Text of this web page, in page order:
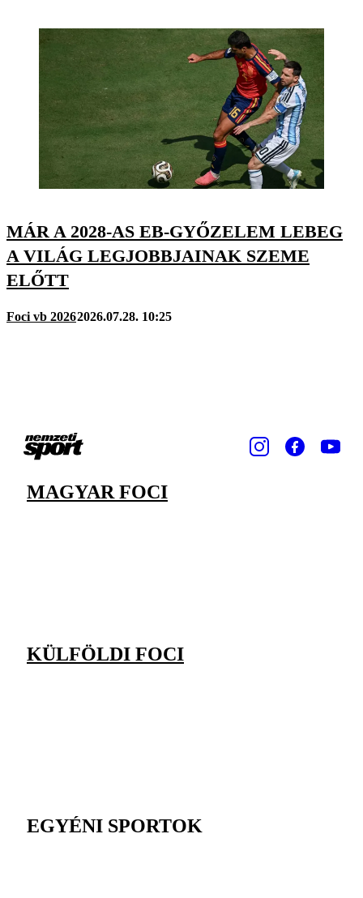
MÁR A 2028-AS EB-GYŐZELEM LEBEG
A VILÁG LEGJOBBJAINAK SZEME
ELŐTT
Foci vb 20262026.07.28. 10:25
MAGYAR FOCI
KÜLFÖLDI FOCI
EGYÉNI SPORTOK